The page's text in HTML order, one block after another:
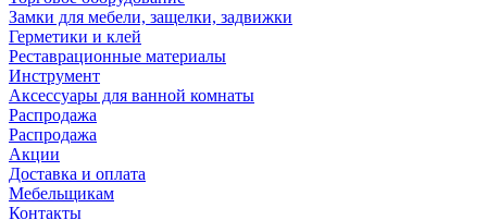
Замки для мебели, защелки, задвижки
Герметики и клей
Реставрационные материалы
Инструмент
Аксессуары для ванной комнаты
Распродажа
Распродажа
Акции
Доставка и оплата
Мебельщикам
Контакты